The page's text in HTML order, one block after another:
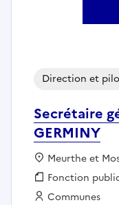
Secrétaire
GERMINY
Direction et
Localisation :
Meurthe et
Fonction
Fonction
Employeur :
Communes